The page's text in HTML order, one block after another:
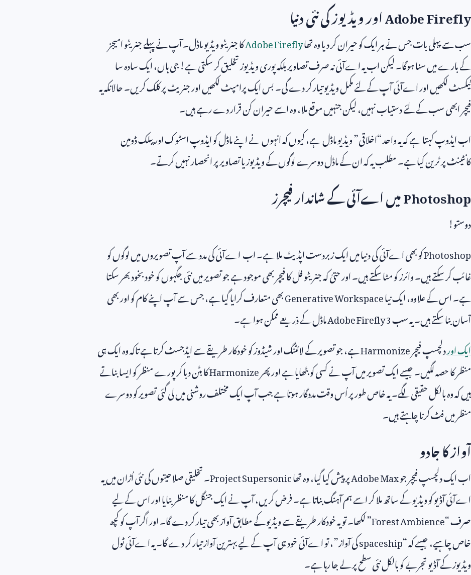
Adobe Fireflyاور ویڈیوز کی نئی دنیا
سب سے پہلی بات جس نے ہر ایک کو حیران کر دیا وہ تھاAdobe Fireflyکا جنریٹو ویڈیو ماڈل۔ آپ نے پہلے جنریٹو امیجز
کے بارے میں سنا ہوگا۔ لیکن اب یہ اےآئی نہ صرف تصاویر بلکہ پوری ویڈیوز تخلیق کر سکتی ہے! جی ہاں، ایک سادہ سا
ٹیکسٹ لکھیں اور اےآئی آپ کے لئے مکمل ویڈیو تیار کر دے گی۔ بس ایک پرامپٹ لکھیں اور جنریٹ پر کلک کریں۔ حالانکہ یہ
فیچر ابھی سب کے لئے دستیاب نہیں، لیکن جنہیں موقع ملا، وہ اسے حیران کن قرار دے رہے ہیں۔
اب ایڈوپ کہتا ہے کہ یہ واحد “اخلاقی” ویڈیو ماڈل ہے، کیوں کہ انہوں نے اپنے ماڈل کو ایڈوپ اسٹوک اور پبلک ڈومین
کانٹینٹ پر ٹرین کیا ہے۔ مطلب یہ کہ ان کے ماڈل دوسرے لوگوں کے ویڈیوز یا تصاویر پر انحصار نہیں کرتے۔
Photoshopمیں اےآئی کے شاندار فیچرز
دوستو!
Photoshopکو بھی اےآئی کی دنیا میں ایک زبردست اپڈیٹ ملا ہے۔ اب اےآئی کی مدد سے آپ تصویروں میں لوگوں کو
غائب کر سکتے ہیں۔ وائرز کو مٹا سکتے ہیں۔ اور حتیٰ کہ جنریٹو فل کا فیچر بھی موجود ہے جو تصویر میں نئی جگہوں کو خود بخود بھر سکتا
ہے۔ اس کے علاوہ، ایک نیاGenerative Workspaceبھی متعارف کرایا گیا ہے، جس سے آپ اپنے کام کو اور بھی
آسان بنا سکتے ہیں۔ یہ سبAdobe Firefly 3ماڈل کے ذریعے ممکن ہوا ہے۔
ایک اوردلچسپ فیچرHarmonizeہے، جو تصویر کے لائٹنگ اور شیڈوز کو خودکار طریقے سے ایڈجسٹ کرتا ہے تاکہ وہ ایک ہی
منظر کا حصہ لگیں۔ جیسے ایک تصویر میں آپ نے کسی کو بٹھایا ہے اور پھرHarmonizeکا بٹن دبا کر پورے منظر کو ایسا بناتے
ہیں کہ وہ بالکل حقیقی لگے۔ یہ خاص طور پر اُس وقت مددگار ہوتا ہے جب آپ ایک مختلف روشنی میں لی گئی تصویر کو دوسرے
منظر میں فٹ کرنا چاہتے ہیں۔
آواز کا جادو
اب ایک دلچسپ فیچر جوAdobe Maxپر پیش کیا گیا، وہ تھاProject Supersonic۔ تخلیقی صلاحیتوں کی نئی اُڑان میں یہ
اےآئی آڈیو کو ویڈیو کے ساتھ ملا کر اسے ہم آہنگ بناتا ہے۔ فرض کریں، آپ نے ایک جنگل کا منظر بنایا اور اس کے لیے
صرف “Forest Ambience” لکھا۔ تو یہ خودکار طریقے سے ویڈیو کے مطابق آواز بھی تیار کر دے گا۔ اور اگر آپ کو کچھ
خاص چاہیے، جیسے کہ “spaceshipکی آواز”، تو اےآئی خود ہی آپ کے لیے بہترین آواز تیار کر دے گا۔ یہ اےآئی ٹول
ویڈیوز کے آڈیو تجربے کو بالکل نئی سطح پر لے جا رہا ہے۔